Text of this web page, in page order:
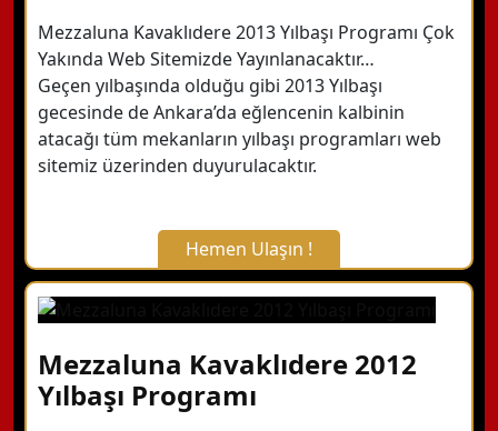
Mezzaluna Kavaklıdere 2013 Yılbaşı Programı Çok
Yakında Web Sitemizde Yayınlanacaktır…
Geçen yılbaşında olduğu gibi 2013 Yılbaşı
gecesinde de Ankara’da eğlencenin kalbinin
atacağı tüm mekanların yılbaşı programları web
sitemiz üzerinden duyurulacaktır.
Hemen Ulaşın !
X Kapat
Hemen Arayın
Mezzaluna Kavaklıdere 2012
Yılbaşı Programı